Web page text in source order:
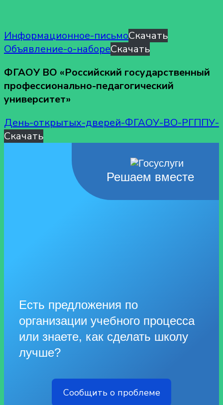
Информационное-письмоСкачать
Объявление-о-набореСкачать
ФГАОУ ВО «Российский государственный
профессионально-педагогический
университет»
День-открытых-дверей-ФГАОУ-ВО-РГППУ-
Скачать
Решаем вместе
Есть предложения по
организации учебного процесса
или знаете, как сделать школу
лучше?
Сообщить о проблеме